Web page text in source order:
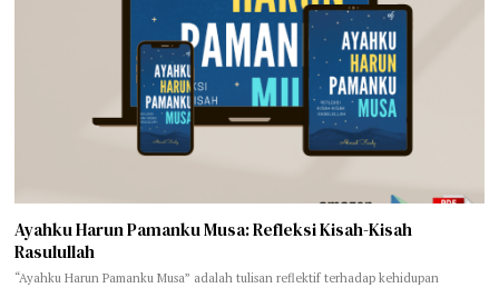
Ayahku Harun Pamanku Musa: Refleksi Kisah-Kisah
Rasulullah
“Ayahku Harun Pamanku Musa” adalah tulisan reflektif terhadap kehidupan